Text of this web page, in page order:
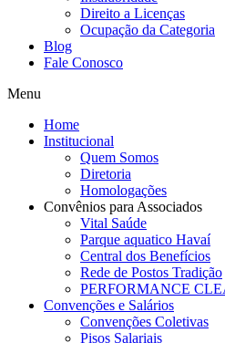
Direito a Licenças
Ocupação da Categoria
Blog
Fale Conosco
Menu
Home
Institucional
Quem Somos
Diretoria
Homologações
Convênios para Associados
Vital Saúde
Parque aquatico Havaí
Central dos Benefícios
Rede de Postos Tradição
PERFORMANCE
Convenções e Salários
Convenções Coletivas
Pisos Salariais